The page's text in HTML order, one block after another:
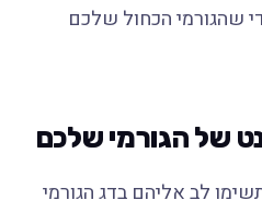
שהגורמי הכחול שלכם
של הגורמי שלכם
לב אליהם בדג הגורמי